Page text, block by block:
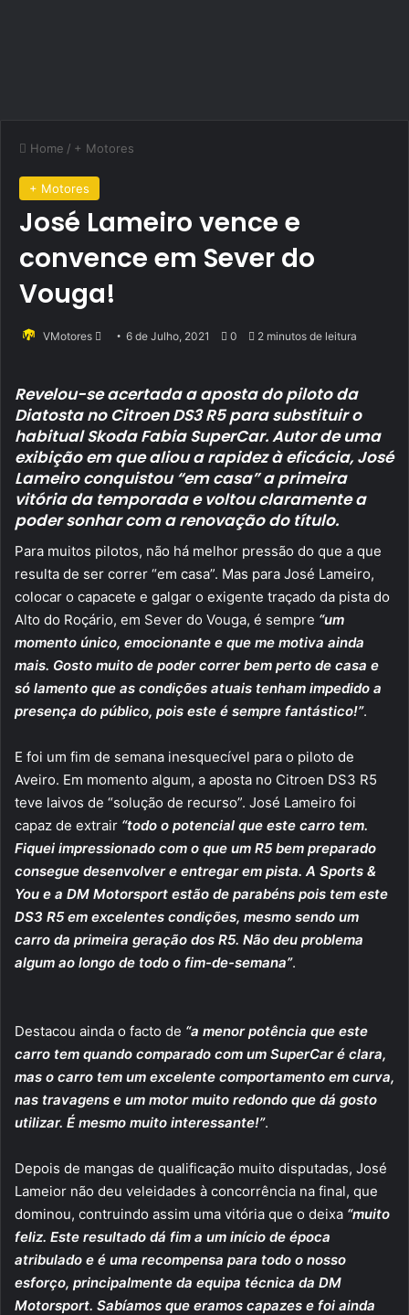
Home / + Motores
+ Motores
José Lameiro vence e
convence em Sever do
Vouga!
VMotores
Send6 de Julho, 2021 0 2 minutos de leitura
Revelou-se acertada a aposta do piloto da
Diatosta no Citroen DS3 R5 para substituir o
habitual Skoda Fabia SuperCar. Autor de uma
exibição em que aliou a rapidez à eficácia, José
Lameiro conquistou “em casa” a primeira
vitória da temporada e voltou claramente a
poder sonhar com a renovação do título.
Para muitos pilotos, não há melhor pressão do que a que
resulta de ser correr “em casa”. Mas para José Lameiro,
colocar o capacete e galgar o exigente traçado da pista do
Alto do Roçário, em Sever do Vouga, é sempre “um
momento único, emocionante e que me motiva ainda
mais. Gosto muito de poder correr bem perto de casa e
só lamento que as condições atuais tenham impedido a
presença do público, pois este é sempre fantástico!”.
E foi um fim de semana inesquecível para o piloto de
Aveiro. Em momento algum, a aposta no Citroen DS3 R5
teve laivos de “solução de recurso”. José Lameiro foi
capaz de extrair “todo o potencial que este carro tem.
Fiquei impressionado com o que um R5 bem preparado
consegue desenvolver e entregar em pista. A Sports &
You e a DM Motorsport estão de parabéns pois tem este
DS3 R5 em excelentes condições, mesmo sendo um
carro da primeira geração dos R5. Não deu problema
algum ao longo de todo o fim-de-semana”.
Destacou ainda o facto de “a menor potência que este
carro tem quando comparado com um SuperCar é clara,
mas o carro tem um excelente comportamento em curva,
nas travagens e um motor muito redondo que dá gosto
utilizar. É mesmo muito interessante!”.
Depois de mangas de qualificação muito disputadas, José
Lameior não deu veleidades à concorrência na final, que
dominou, contruindo assim uma vitória que o deixa “muito
feliz. Este resultado dá fim a um início de época
atribulado e é uma recompensa para todo o nosso
esforço, principalmente da equipa técnica da DM
Motorsport. Sabíamos que eramos capazes e foi ainda